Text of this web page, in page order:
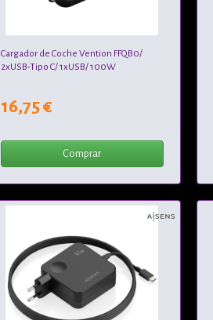
Cargador de Coche Vention FFQB0/
2xUSB-Tipo C/ 1xUSB/ 100W
16,75 €
Comprar